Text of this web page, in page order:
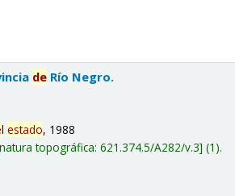
de Río Negro.
lestado, 1988
topográfica:621.374.5/A282/v.3 (1).